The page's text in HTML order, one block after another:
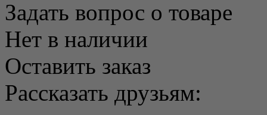
Задать вопрос о товаре
Нет в наличии
Оставить заказ
Рассказать друзьям: